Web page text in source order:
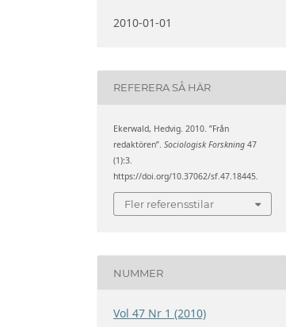
2010-01-01
REFERERA SÅ HÄR
Ekerwald, Hedvig. 2010. ”Från
redaktören”.Sociologisk Forskning 47
(1):3.
https://doi.org/10.37062/sf.47.18445.
Fler referensstilar
NUMMER
Vol 47 Nr 1 (2010)